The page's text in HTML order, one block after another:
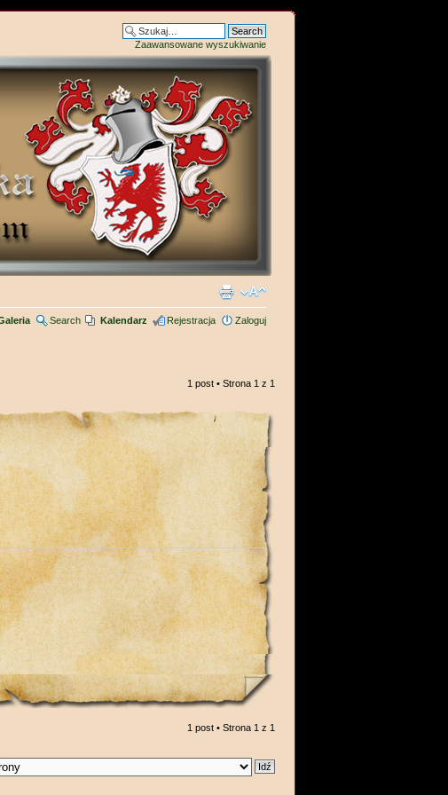
Zaawansowane wyszukiwanie
Search Kalendarz Rejestracja Zaloguj
1 post • Strona 1 z 1
1 post • Strona 1 z 1